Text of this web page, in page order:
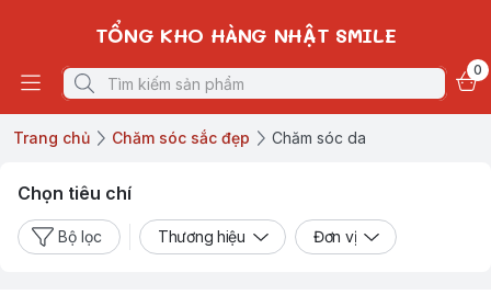
TỔNG KHO HÀNG NHẬT SMILE
0
Trang chủ Chăm sóc sắc đẹp Chăm sóc da
Chọn tiêu chí
Bộ lọc Thương hiệu Đơn vị